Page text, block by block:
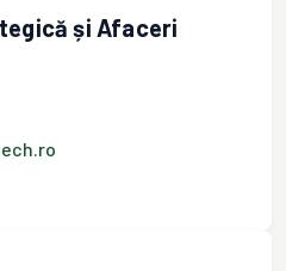
și Afaceri